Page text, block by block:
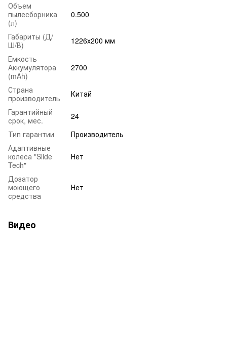
Объем
пылесборника
(л)
0.500
Габариты (Д/
Ш/В)
1226x200 мм
Емкость
Аккумулятора
(mAh)
2700
Страна
производитель
Китай
Гарантийный
срок, мес.
24
Тип гарантии
Производитель
Адаптивные
колеса "Slide
Tech"
Нет
Дозатор
моющего
средства
Нет
Видео